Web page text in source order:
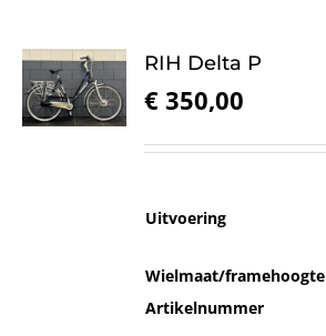
RIH Delta P
€ 350,00
Uitvoering
Wielmaat/framehoogte
Artikelnummer